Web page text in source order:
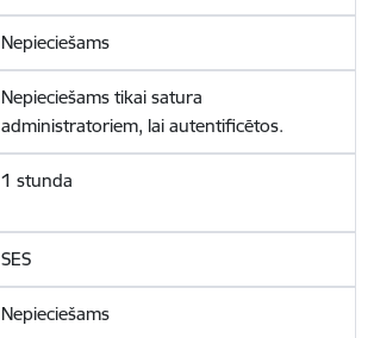
Nepieciešams
Nepieciešams tikai satura
administratoriem, lai autentificētos.
1 stunda
SES
Nepieciešams